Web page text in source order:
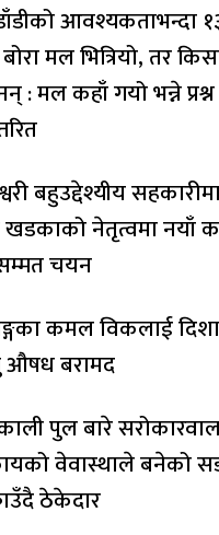
आवश्यकताभन्दा
मल भित्रियो, तर
: मल कहाँ गयो भन्ने
बहुउद्देश्यीय
नेतृत्वमा नयाँ
चयन
कमल विकलाई
औषध बरामद
पुल बारे
वेवास्थाले बनेको
ठेकेदार